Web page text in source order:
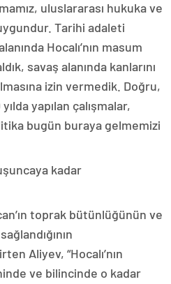
uluslararası hukuka ve
Tarihi adaleti
Hocalı’nın masum
savaş alanında kanlarını
izin vermedik. Doğru,
yapılan çalışmalar,
bugün buraya gelmemizi
kadar
toprak bütünlüğünün ve
Aliyev, “Hocalı’nın
ve bilincinde o kadar